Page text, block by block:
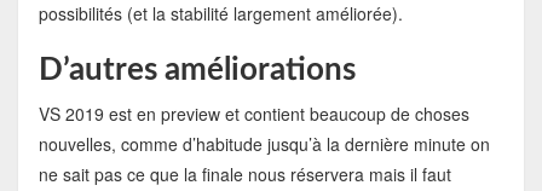
possibilités (et la stabilité largement améliorée).
D’autres améliorations
VS 2019 est en preview et contient beaucoup de choses
nouvelles, comme d’habitude jusqu’à la dernière minute on
ne sait pas ce que la finale nous réservera mais il faut